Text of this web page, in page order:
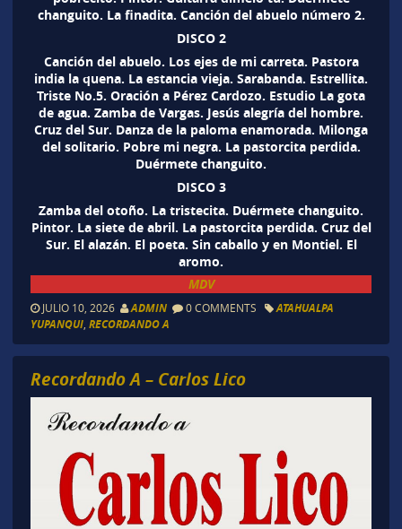
changuito. La finadita. Canción del abuelo número 2.
DISCO 2
Canción del abuelo. Los ejes de mi carreta. Pastora
india la quena. La estancia vieja. Sarabanda. Estrellita.
Triste No.5. Oración a Pérez Cardozo. Estudio La gota
de agua. Zamba de Vargas. Jesús alegría del hombre.
Cruz del Sur. Danza de la paloma enamorada. Milonga
del solitario. Pobre mi negra. La pastorcita perdida.
Duérmete changuito.
DISCO 3
Zamba del otoño. La tristecita. Duérmete changuito.
Pintor. La siete de abril. La pastorcita perdida. Cruz del
Sur. El alazán. El poeta. Sin caballo y en Montiel. El
aromo.
MDV
JULIO 10, 2026 ADMIN 0 COMMENTS
ATAHUALPA
YUPANQUI, RECORDANDO A
Recordando A – Carlos Lico